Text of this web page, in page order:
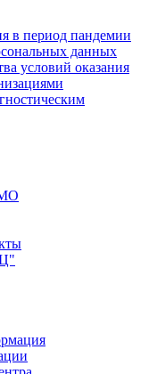
в период пандемии
данных
условий оказания